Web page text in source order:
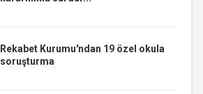
Rekabet Kurumu'ndan 19 özel okula
soruşturma